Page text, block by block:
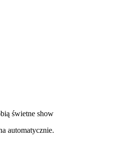
świetne show
automatycznie.